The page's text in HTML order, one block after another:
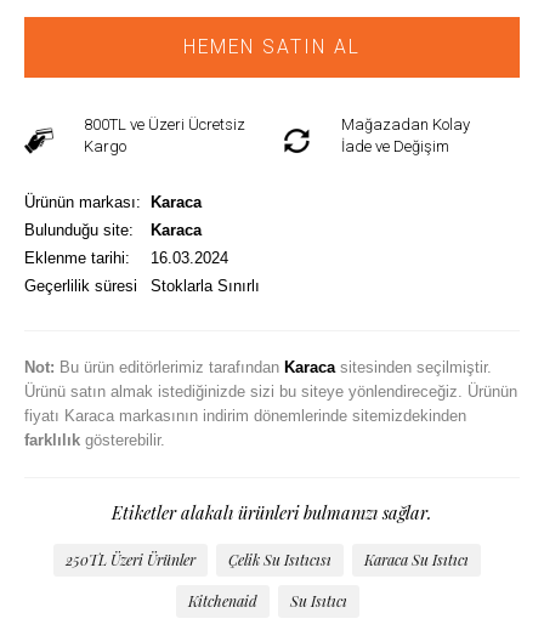
HEMEN SATIN AL
800TL ve Üzeri Ücretsiz
Kargo
Mağazadan Kolay
İade ve Değişim
Ürünün markası:
Karaca
Bulunduğu site:
Karaca
Eklenme tarihi:
16.03.2024
Geçerlilik süresi
Stoklarla Sınırlı
Not: Bu ürün editörlerimiz tarafından Karacasitesinden seçilmiştir.
Ürünü satın almak istediğinizde sizi bu siteye yönlendireceğiz. Ürünün
fiyatı Karaca markasının indirim dönemlerinde sitemizdekinden
farklılıkgösterebilir.
Etiketler alakalı ürünleri bulmanızı sağlar.
250TL Üzeri Ürünler Çelik Su Isıtıcısı Karaca Su Isıtıcı
Kitchenaid Su Isıtıcı